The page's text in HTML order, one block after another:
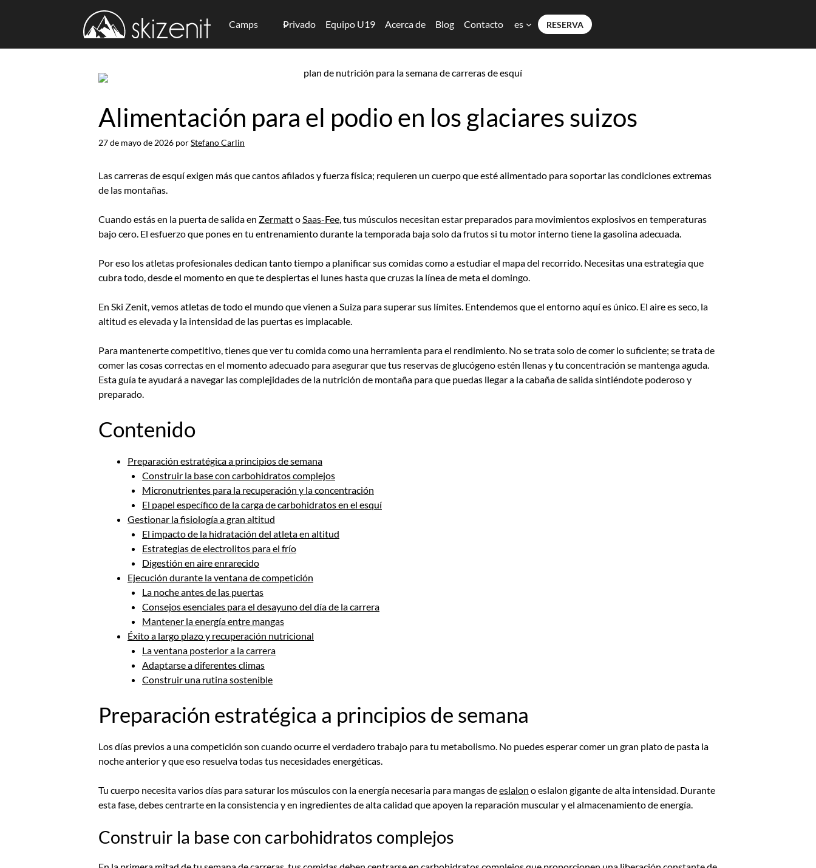
Camps Privado Equipo U19 Acerca de Blog Contacto es RESERVA
Alimentación para el podio en los glaciares suizos
27 de mayo de 2026 porStefano Carlin
Las carreras de esquí exigen más que cantos afilados y fuerza física; requieren un cuerpo que esté alimentado para soportar las condiciones extremas
de las montañas.
Cuando estás en la puerta de salida en Zermatto Saas-Fee , tus músculos necesitan estar preparados para movimientos explosivos en temperaturas
bajo cero. El esfuerzo que pones en tu entrenamiento durante la temporada baja solo da frutos si tu motor interno tiene la gasolina adecuada.
Por eso los atletas profesionales dedican tanto tiempo a planificar sus comidas como a estudiar el mapa del recorrido. Necesitas una estrategia que
cubra todo, desde el momento en que te despiertas el lunes hasta que cruzas la línea de meta el domingo.
En Ski Zenit, vemos atletas de todo el mundo que vienen a Suiza para superar sus límites. Entendemos que el entorno aquí es único. El aire es seco, la
altitud es elevada y la intensidad de las puertas es implacable.
Para mantenerte competitivo, tienes que ver tu comida como una herramienta para el rendimiento. No se trata solo de comer lo suficiente; se trata de
comer las cosas correctas en el momento adecuado para asegurar que tus reservas de glucógeno estén llenas y tu concentración se mantenga aguda.
Esta guía te ayudará a navegar las complejidades de la nutrición de montaña para que puedas llegar a la cabaña de salida sintiéndote poderoso y
preparado.
Contenido
Preparación estratégica a principios de semana
Construir la base con carbohidratos complejos
Micronutrientes para la recuperación y la concentración
El papel específico de la carga de carbohidratos en el esquí
Gestionar la fisiología a gran altitud
El impacto de la hidratación del atleta en altitud
Estrategias de electrolitos para el frío
Digestión en aire enrarecido
Ejecución durante la ventana de competición
La noche antes de las puertas
Consejos esenciales para el desayuno del día de la carrera
Mantener la energía entre mangas
Éxito a largo plazo y recuperación nutricional
La ventana posterior a la carrera
Adaptarse a diferentes climas
Construir una rutina sostenible
Preparación estratégica a principios de semana
Los días previos a una competición son cuando ocurre el verdadero trabajo para tu metabolismo. No puedes esperar comer un gran plato de pasta la
noche anterior y que eso resuelva todas tus necesidades energéticas.
Tu cuerpo necesita varios días para saturar los músculos con la energía necesaria para mangas deeslalon o eslalon gigante de alta intensidad. Durante
esta fase, debes centrarte en la consistencia y en ingredientes de alta calidad que apoyen la reparación muscular y el almacenamiento de energía.
Construir la base con carbohidratos complejos